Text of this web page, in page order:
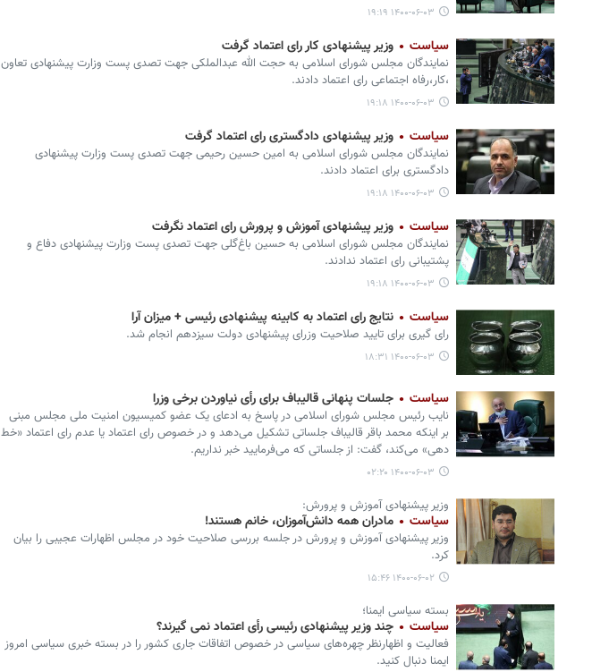
۱۴۰۰-۰۶-۰۳ ۱۹:۱۹
سیاست وزیر پیشنهادی کار رای اعتماد گرفت
نمایندگان مجلس شورای اسلامی به حجت الله عبدالملکی جهت تصدی پست وزارت پیشنهادی تعاون
،کار،رفاه اجتماعی رای اعتماد دادند.
۱۴۰۰-۰۶-۰۳ ۱۹:۱۸
سیاست وزیر پیشنهادی دادگستری رای اعتماد گرفت
نمایندگان مجلس شورای اسلامی به امین‌ حسین رحیمی جهت تصدی پست وزارت پیشنهادی
دادگستری برای اعتماد دادند.
۱۴۰۰-۰۶-۰۳ ۱۹:۱۸
سیاست وزیر پیشنهادی آموزش و پرورش رای اعتماد نگرفت
نمایندگان مجلس شورای اسلامی به حسین باغ‌گلی جهت تصدی پست وزارت پیشنهادی دفاع و
پشتیبانی رای اعتماد ندادند.
۱۴۰۰-۰۶-۰۳ ۱۹:۱۸
سیاست نتایج رای اعتماد به کابینه پیشنهادی رئیسی + میزان آرا
رای گیری برای تایید صلاحیت وزرای پیشنهادی دولت سیزدهم انجام شد.
۱۴۰۰-۰۶-۰۳ ۱۸:۳۱
سیاست جلسات پنهانی قالیباف برای رأی نیاوردن برخی وزرا
نایب رئیس مجلس شورای اسلامی در پاسخ به ادعای یک عضو کمیسیون امنیت ملی مجلس مبنی
بر اینکه محمد باقر قالیباف جلساتی تشکیل می‌دهد و در خصوص رای اعتماد یا عدم رای اعتماد «خط
دهی» می‌کند، گفت: از جلساتی که می‌فرمایید خبر نداریم.
۱۴۰۰-۰۶-۰۳ ۰۲:۲۰
وزیر پیشنهادی آموزش و پرورش:
سیاست مادران همه دانش‌آموزان، خانم هستند!
وزیر پیشنهادی آموزش و پرورش در جلسه بررسی صلاحیت خود در مجلس اظهارات عجیبی را بیان
کرد.
۱۴۰۰-۰۶-۰۲ ۱۵:۴۶
بسته سیاسی ایمنا؛
سیاست چند وزیر پیشنهادی رئیسی رأی اعتماد نمی گیرند؟
فعالیت و اظهارنظر چهره‌های سیاسی در خصوص اتفاقات جاری کشور را در بسته خبری سیاسی امروز
ایمنا دنبال کنید.